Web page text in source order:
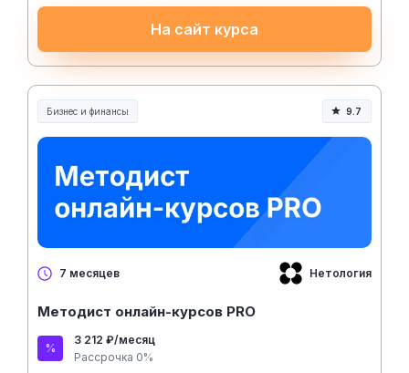
На сайт курса
Бизнес и финансы 9.7
7 месяцев Нетология
Методист онлайн-курсов PRO
3 212 ₽/месяц
Рассрочка 0%